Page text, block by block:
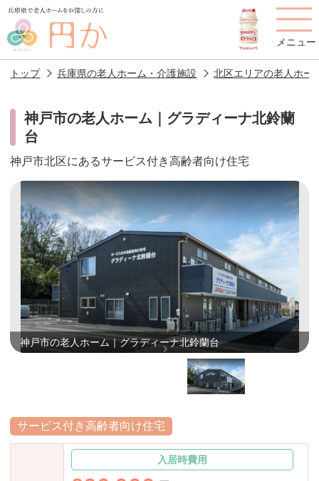
メニュー
老人ホームを
探す
施設選びのポイント 施設をお探しの方へ
老人ホームの種類 よくあるご質問
スタッフ紹介 アクセス
相談者様の声 お役立ち情報
おすすめ施設特集 施設関係者の方へ
トップ 兵庫県の老人ホーム・介護施設 北区エリアの老人ホー
神戸市の老人ホーム｜グラディーナ北鈴蘭
台
神戸市北区にあるサービス付き高齢者向け住宅
神戸市の老人ホーム｜グラディーナ北鈴蘭台
サービス付き高齢者向け住宅
入居時費用